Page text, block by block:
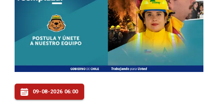
09-08-2026 06:00